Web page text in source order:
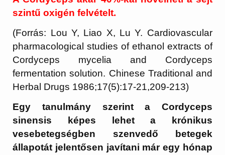
szintű oxigén felvételt.
(Forrás: Lou Y, Liao X, Lu Y. Cardiovascular
pharmacological studies of ethanol extracts of
Cordyceps mycelia and Cordyceps
fermentation solution. Chinese Traditional and
Herbal Drugs 1986;17(5):17-21,209-213)
Egy tanulmány szerint a Cordyceps
sinensis képes lehet a krónikus
vesebetegségben szenvedő betegek
állapotát jelentősen javítani már egy hónap